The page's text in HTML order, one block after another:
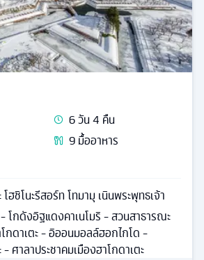
6วัน4 คืน
9มื้ออาหาร
ฮชิโนะรีสอร์ท โทมามุ เนินพระพุทธเจ้า
โกดังอิฐแดงคาเนโมริ - สวนสาธารณะ
กดาเตะ - อิออนมอลล์ฮอกไกโด -
ศาลาประชาคมเมืองฮาโกดาเตะ